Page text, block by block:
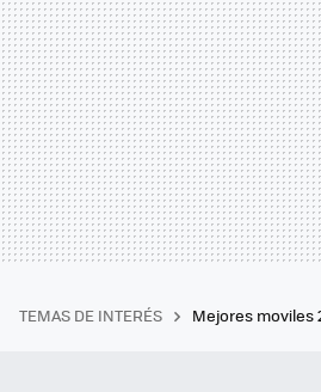
TEMAS DE INTERÉS Mejores moviles